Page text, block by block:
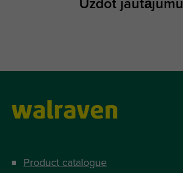
Uzdot jautājumu
Product catalogue